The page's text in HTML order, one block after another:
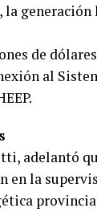
de
al
adelantó
la